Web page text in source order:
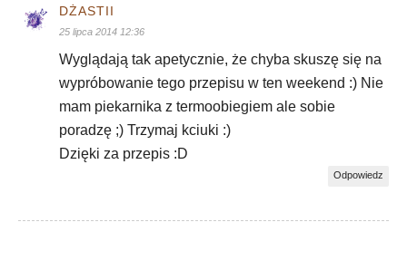
DŻASTII
25 lipca 2014 12:36
Wyglądają tak apetycznie, że chyba skuszę się na
wypróbowanie tego przepisu w ten weekend :) Nie
mam piekarnika z termoobiegiem ale sobie
poradzę ;) Trzymaj kciuki :)
Dzięki za przepis :D
Odpowiedz